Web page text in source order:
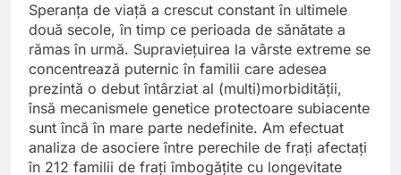
Speranța de viață a crescut constant în ultimele
două secole, în timp ce perioada de sănătate a
rămas în urmă. Supraviețuirea la vârste extreme se
concentrează puternic în familii care adesea
prezintă o debut întârziat al (multi)morbidității,
însă mecanismele genetice protectoare subiacente
sunt încă în mare parte nedefinite. Am efectuat
analiza de asociere între perechile de frați afectați
în 212 familii de frați îmbogățite cu longevitate